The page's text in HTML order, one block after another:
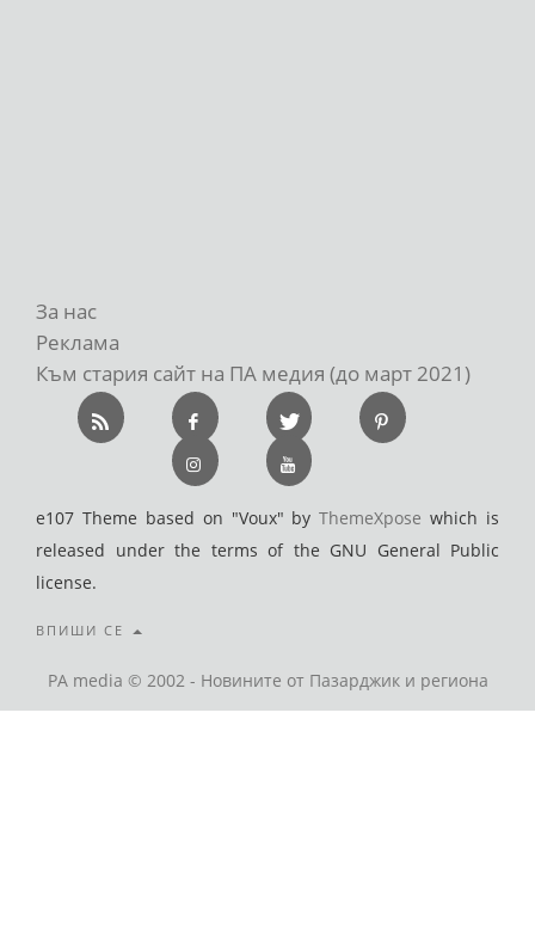
За нас
Реклама
Към стария сайт на ПА медия (до март 2021)
e107 Theme based on "Voux" byThemeXpose which is
released under the terms of the GNU General Public
license.
ВПИШИ СЕ
PA media © 2002 - Новините от Пазарджик и региона